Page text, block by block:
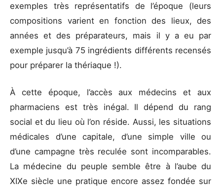
exemples très représentatifs de l’époque (leurs
compositions varient en fonction des lieux, des
années et des préparateurs, mais il y a eu par
exemple jusqu’à 75 ingrédients différents recensés
pour préparer la thériaque !).
À cette époque, l’accès aux médecins et aux
pharmaciens est très inégal. Il dépend du rang
social et du lieu où l’on réside. Aussi, les situations
médicales d’une capitale, d’une simple ville ou
d’une campagne très reculée sont incomparables.
La médecine du peuple semble être à l’aube du
XIXe siècle une pratique encore assez fondée sur